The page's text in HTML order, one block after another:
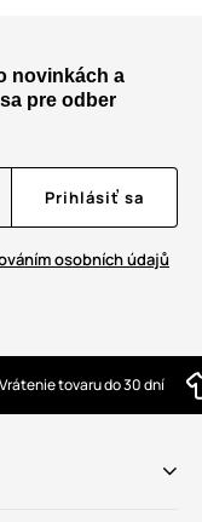
novinkách a
pre odber
Prihlásiť sa
osobních údajů
Vrátenie tovaru do 30 dní